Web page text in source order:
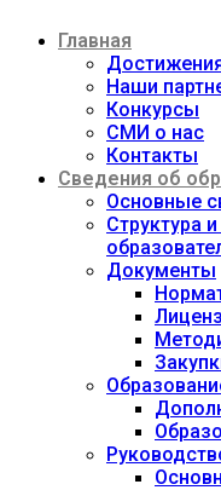
содержимому
Главная
Наши
Конкурсы
СМИ о нас
Контакты
Сведения об
Основные
Структура
Документы